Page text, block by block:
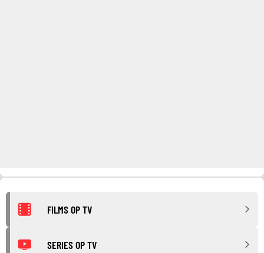
FILMS OP TV
SERIES OP TV